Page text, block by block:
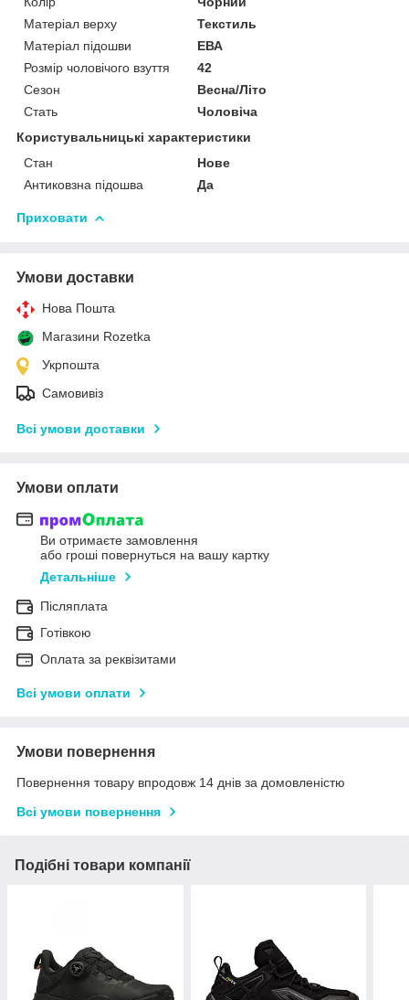
Матеріал верху
Текстиль
Матеріал підошви
ЕВА
Розмір чоловічого взуття
42
Сезон
Весна/Літо
Стать
Чоловіча
Користувальницькі характеристики
Стан
Нове
Антиковзна підошва
Да
Приховати
Умови доставки
Нова Пошта
Магазини Rozetka
Укрпошта
Самовивіз
Всі умови доставки
Умови оплати
Ви отримаєте замовлення
або гроші повернуться на вашу картку
Детальніше
Післяплата
Готівкою
Оплата за реквізитами
Всі умови оплати
Умови повернення
Повернення товару впродовж 14 днів за домовленістю
Всі умови повернення
Подібні товари компанії